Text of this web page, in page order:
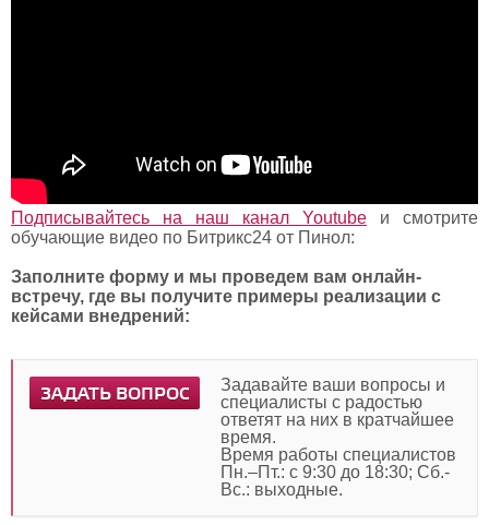
Подписывайтесь на наш канал Youtube и смотрите
обучающие видео по Битрикс24 от Пинол:
Заполните форму и мы проведем вам онлайн-
встречу, где вы получите примеры реализации с
кейсами внедрений:
ЗАДАТЬ ВОПРОС
Задавайте ваши вопросы и
специалисты с радостью
ответят на них в кратчайшее
время.
Время работы специалистов
Пн.–Пт.: с 9:30 до 18:30; Сб.-
Вс.: выходные.